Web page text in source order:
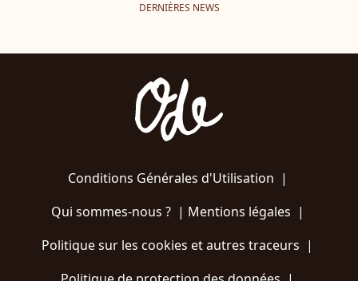
DERNIÈRES NEWS
Conditions Générales d'Utilisation |
Qui sommes-nous ?| Mentions légales |
Politique sur les cookies et autres traceurs |